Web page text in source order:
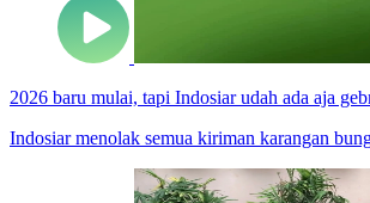
2026 baru mulai, tapi Indosiar udah ada aja
Indosiar menolak semua kiriman karangan